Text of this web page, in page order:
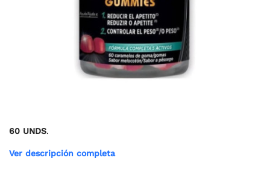
60 UNDS.
Ver descripción completa